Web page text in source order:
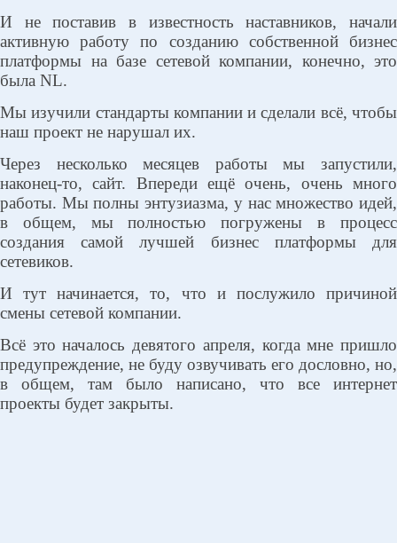
И не поставив в известность наставников, начали
активную работу по созданию собственной бизнес
платформы на базе сетевой компании, конечно, это
была NL.
Мы изучили стандарты компании и сделали всё, чтобы
наш проект не нарушал их.
Через несколько месяцев работы мы запустили,
наконец-то, сайт. Впереди ещё очень, очень много
работы. Мы полны энтузиазма, у нас множество идей,
в общем, мы полностью погружены в процесс
создания самой лучшей бизнес платформы для
сетевиков.
И тут начинается, то, что и послужило причиной
смены сетевой компании.
Всё это началось девятого апреля, когда мне пришло
предупреждение, не буду озвучивать его дословно, но,
в общем, там было написано, что все интернет
проекты будет закрыты.